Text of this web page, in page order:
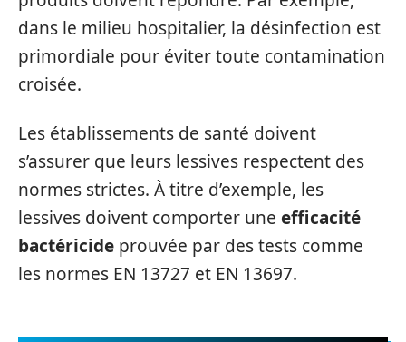
dans le milieu hospitalier, la désinfection est
primordiale pour éviter toute contamination
croisée.
Les établissements de santé doivent
s’assurer que leurs lessives respectent des
normes strictes. À titre d’exemple, les
lessives doivent comporter une efficacité
bactéricide prouvée par des tests comme
les normes EN 13727 et EN 13697.